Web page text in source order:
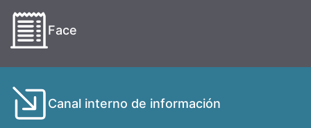
Face
Canal interno de información